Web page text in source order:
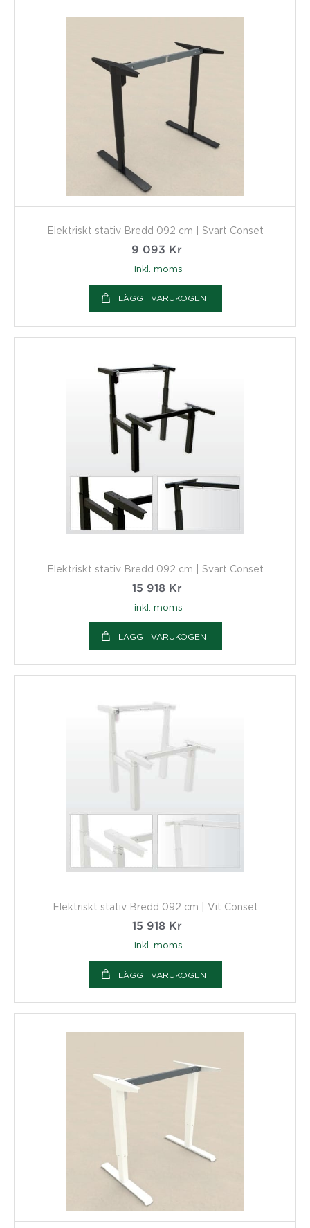
Elektriskt stativ Bredd 092 cm | Svart Conset
9 093 Kr
inkl. moms
LÄGG I VARUKOGEN
Elektriskt stativ Bredd 092 cm | Svart Conset
15 918 Kr
inkl. moms
LÄGG I VARUKOGEN
Elektriskt stativ Bredd 092 cm | Vit Conset
15 918 Kr
inkl. moms
LÄGG I VARUKOGEN